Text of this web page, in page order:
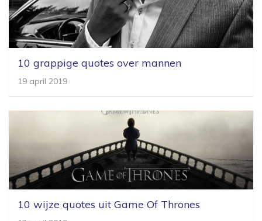
10 grappige quotes over mannen
19 april 2019
10 wijze quotes uit Game Of Thrones